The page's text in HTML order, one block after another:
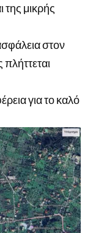
της μικρής
στον
για το καλό